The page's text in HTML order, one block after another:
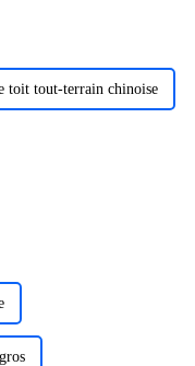
toit tout-terrain chinoise